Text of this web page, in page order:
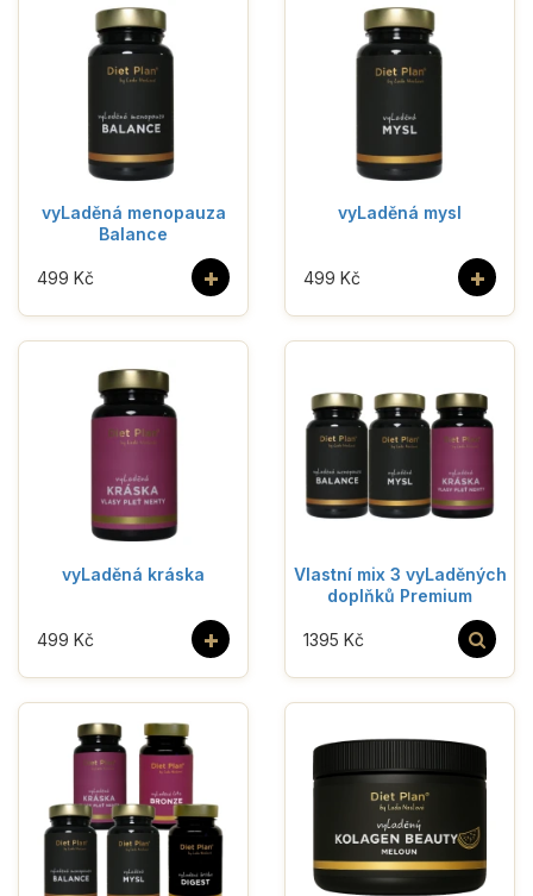
vyLaděná menopauza
Balance
+
499 Kč
vyLaděná mysl
+
499 Kč
vyLaděná kráska
+
499 Kč
Vlastní mix 3 vyLaděných
doplňků Premium
1395 Kč